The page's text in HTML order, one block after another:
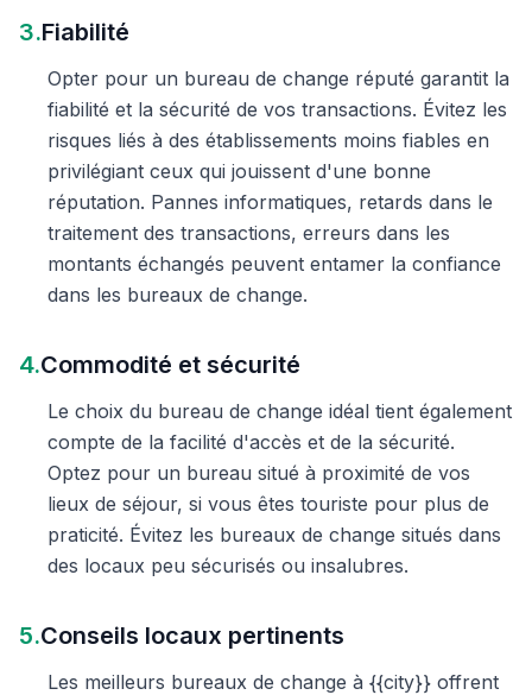
3.Fiabilité
Opter pour un bureau de change réputé garantit la
fiabilité et la sécurité de vos transactions. Évitez les
risques liés à des établissements moins fiables en
privilégiant ceux qui jouissent d'une bonne
réputation. Pannes informatiques, retards dans le
traitement des transactions, erreurs dans les
montants échangés peuvent entamer la confiance
dans les bureaux de change.
4.Commodité et sécurité
Le choix du bureau de change idéal tient également
compte de la facilité d'accès et de la sécurité.
Optez pour un bureau situé à proximité de vos
lieux de séjour, si vous êtes touriste pour plus de
praticité. Évitez les bureaux de change situés dans
des locaux peu sécurisés ou insalubres.
5.Conseils locaux pertinents
Les meilleurs bureaux de change à {{city}} offrent